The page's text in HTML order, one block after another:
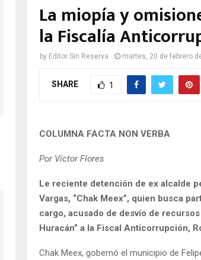
La miopía y
la Fiscalía
by Editor Sin Reserva martes, 20 de febrero
SHARE 1
COLUMNA FACTA NON VERBA
Por Víctor Flores
Le reciente detención de ex alcalde
Vargas, “Chak Meex”, quien busca
cargo, acusado de desvío de
Huracán” a la Fiscal Anticorrupción,
Chak Meex, gobernó el municipio de